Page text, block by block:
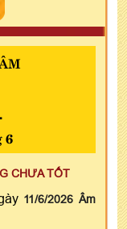
6
CHƯA TỐT
11/6/2026 Âm